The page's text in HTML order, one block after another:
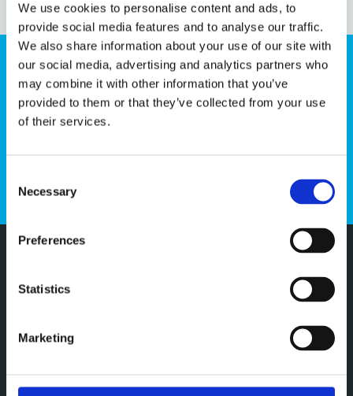
We use cookies to personalise content and ads, to
provide social media features and to analyse our traffic.
We also share information about your use of our site with
our social media, advertising and analytics partners who
may combine it with other information that you’ve
provided to them or that they’ve collected from your use
of their services.
Selection
Necessary
Preferences
Statistics
Marketing
NYHETSBREV
integritetspolicy